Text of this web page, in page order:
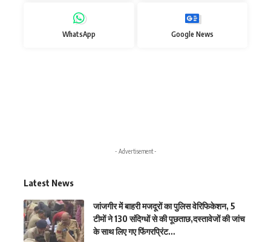
WhatsApp Google News
- Advertisement -
Latest News
जांजगीर में बाहरी मजदूरों का पुलिस वेरिफिकेशन, 5
टीमों ने 130 संदिग्धों से की पूछताछ,दस्तावेजों की जांच
के साथ लिए गए फिंगरप्रिंट…